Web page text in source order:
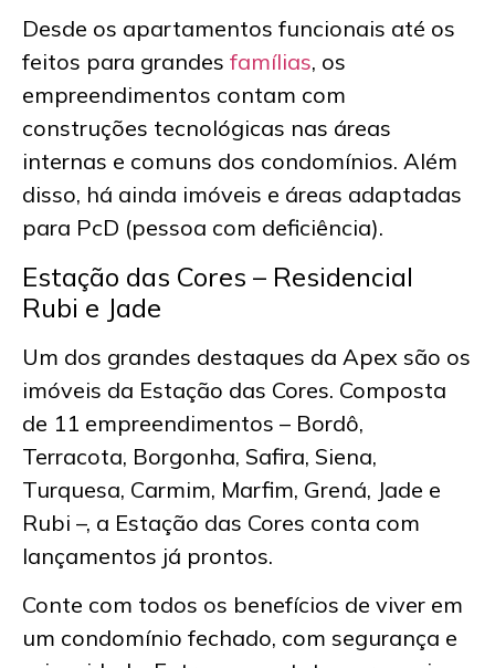
Desde os apartamentos funcionais até os
feitos para grandes famílias, os
empreendimentos contam com
construções tecnológicas nas áreas
internas e comuns dos condomínios. Além
disso, há ainda imóveis e áreas adaptadas
para PcD (pessoa com deficiência).
Estação das Cores – Residencial
Rubi e Jade
Um dos grandes destaques da Apex são os
imóveis da Estação das Cores. Composta
de 11 empreendimentos – Bordô,
Terracota, Borgonha, Safira, Siena,
Turquesa, Carmim, Marfim, Grená, Jade e
Rubi –, a Estação das Cores conta com
lançamentos já prontos.
Conte com todos os benefícios de viver em
um condomínio fechado, com segurança e